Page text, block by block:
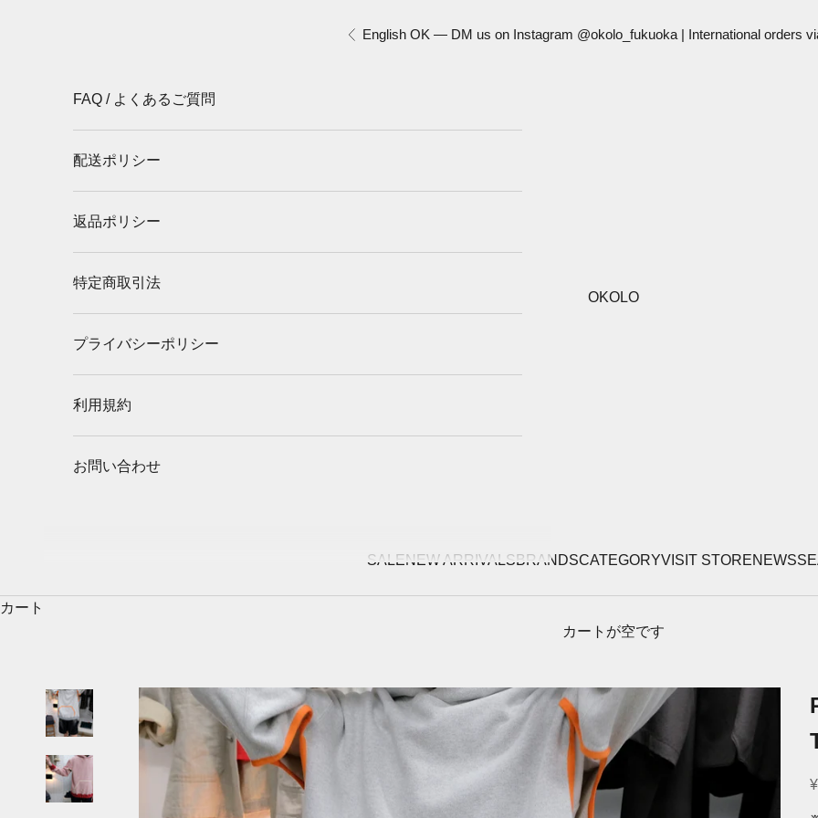
前へEnglish OK — DM us on Instagram @okolo_fukuoka | International orders
OKOLO
SALENEW ARRIVALSBRANDSCATEGORYVISIT STORENEWS
FAQ / よくあるご質問
配送ポリシー
返品ポリシー
特定商取引法
プライバシーポリシー
利用規約
お問い合わせ
カート
カートが空です